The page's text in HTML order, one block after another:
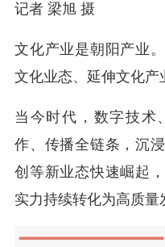
记者 梁旭 摄
文化产业是朝阳产业
文化业态、延伸文化产
当今时代，数字技术
作、传播全链条，沉
创等新业态快速崛起
实力持续转化为高质量